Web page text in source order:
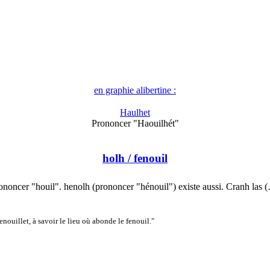
en graphie alibertine :
Haulhet
Prononcer "Haouilhét"
holh / fenouil
"houil". henolh (prononcer "hénouil") existe aussi. Cranh las
à savoir le lieu où abonde le fenouil."